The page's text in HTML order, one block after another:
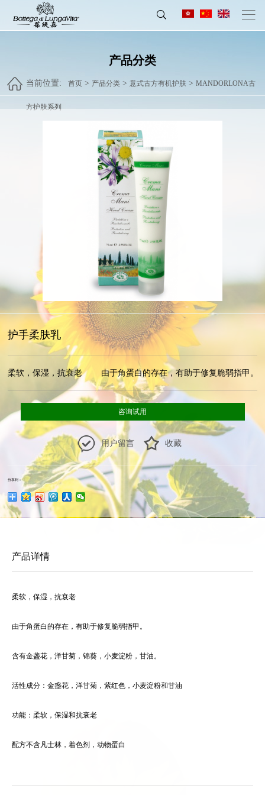
产品分类
当前位置: 首页 > 产品分类 >意式古方有机护肤 >MANDORLONA古
方护肤系列
护手柔肤乳
柔软，保湿，抗衰老        由于角蛋白的存在，有助于修复脆弱指甲
咨询试用
用户留言 收藏
分享到：
产品详情
柔软，保湿，抗衰老
由于角蛋白的存在，有助于修复脆弱指甲。
含有金盏花，洋甘菊，锦葵，小麦淀粉，甘油。
活性成分：金盏花，洋甘菊，紫红色，小麦淀粉和甘油
功能：柔软，保湿和抗衰老
配方不含凡士林，着色剂，动物蛋白